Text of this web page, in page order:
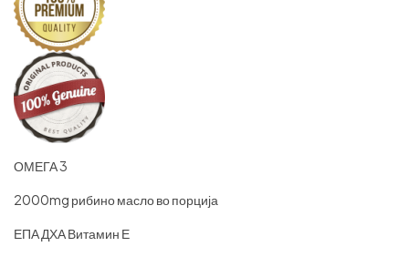
ОМЕГА 3
2000mg рибино масло во порција
ЕПА ДХА Витамин Е